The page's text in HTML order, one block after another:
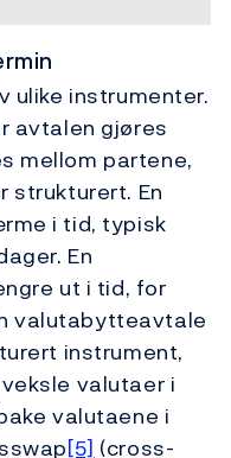
ulike instrumenter.
avtalen gjøres
mellom partene,
strukturert. En
i tid, typisk
En
ut i tid, for
valutabytteavtale
instrument,
valutaer i
valutaene i
[5] (cross-